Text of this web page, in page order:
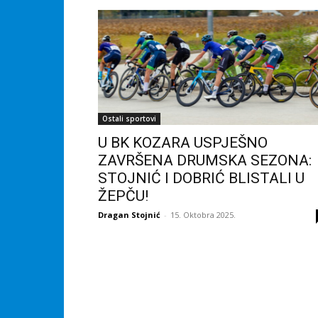
Ostali sportovi
U BK KOZARA USPJEŠNO
ZAVRŠENA DRUMSKA SEZONA:
STOJNIĆ I DOBRIĆ BLISTALI U
ŽEPČU!
Dragan Stojnić - 15. Oktobra 2025.